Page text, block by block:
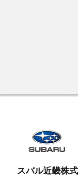
スバル近畿株